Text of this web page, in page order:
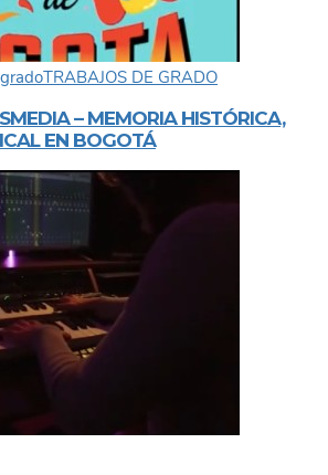
TRABAJOS DE GRADO
– MEMORIA HISTÓRICA,
EN BOGOTÁ